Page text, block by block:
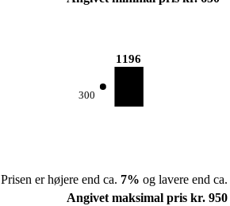
300
1196
Prisen er højere end ca. 7% og lavere end ca.
Angivet maksimal pris kr. 950